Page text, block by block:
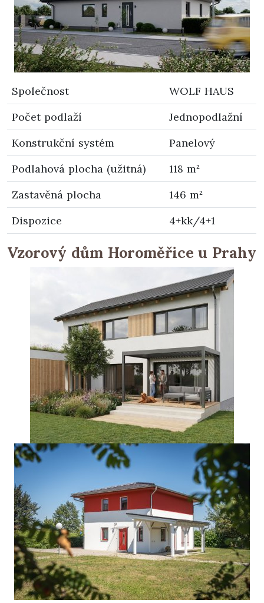
Společnost
WOLF HAUS
Počet podlaží
Jednopodlažní
Konstrukční systém
Panelový
Podlahová plocha (užitná)
118 m²
Zastavěná plocha
146 m²
Dispozice
4+kk/4+1
Vzorový dům Horoměřice u Prahy